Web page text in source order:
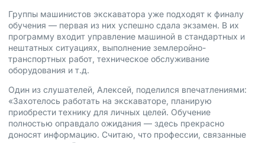
Группы машинистов экскаватора уже подходят к финалу
обучения — первая из них успешно сдала экзамен. В их
программу входит управление машиной в стандартных и
нештатных ситуациях, выполнение землеройно-
транспортных работ, техническое обслуживание
оборудования и т.д.
Один из слушателей, Алексей, поделился впечатлениями:
«Захотелось работать на экскаваторе, планирую
приобрести технику для личных целей. Обучение
полностью оправдало ожидания — здесь прекрасно
доносят информацию. Считаю, что профессии, связанные